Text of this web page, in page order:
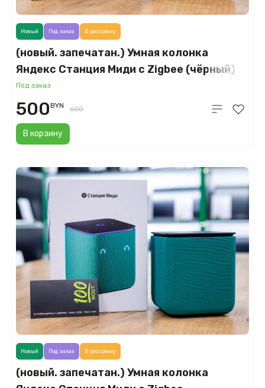
(новый. запечатан.) Умная колонка
Яндекс Станция Миди с Zigbee (чёрный)
YNDX-00054BLK
Под заказ
В корзину
Новый Под заказ В рассрочку
500BYN 600
(новый. запечатан.) Умная колонка
Новый Под заказ В рассрочку